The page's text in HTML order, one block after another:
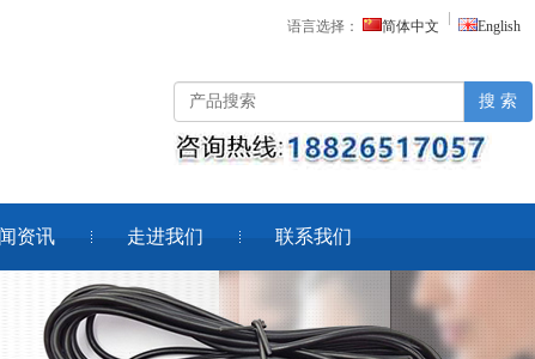
语言选择： 简体中文 English
搜 索
资讯 走进我们 联系我们